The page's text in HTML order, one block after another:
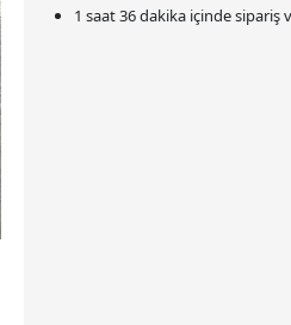
1 saat 36 dakika içinde sipariş